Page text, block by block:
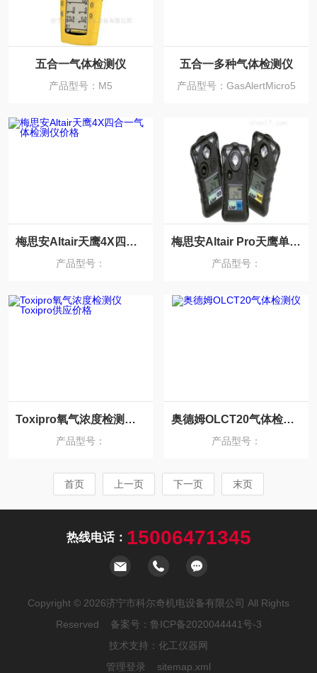
五合一气体检测仪
产品型号：M5
五合一多种气体检测仪
产品型号：GasAlertMicro5
梅思安Altair天鹰4X四合一气体检测仪价格
产品型号：
梅思安Altair Pro天鹰单一气体检测仪
产品型号：
Toxipro氧气浓度检测仪 Toxipro供应价格
产品型号：
奥德姆OLCT20气体检测仪
产品型号：
首页 上一页 下一页 末页
热线电话： 15006471345
Copyright © 2026济宁市科尔奇机电设备有限公司 All Rights
Reserved 备案号： 鲁ICP备2020044441号-3
技术支持： 化工仪器网
管理登录
sitemap.xml